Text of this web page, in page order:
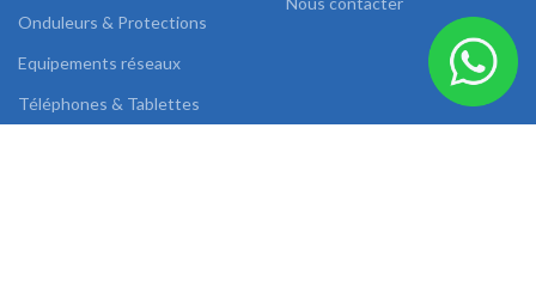
Onduleurs & Protections
Equipements réseaux
Téléphones & Tablettes